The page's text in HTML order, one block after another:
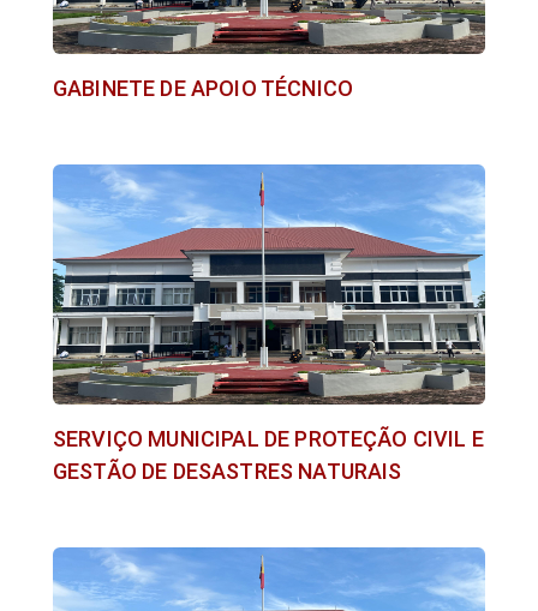
GABINETE DE APOIO TÉCNICO
SERVIÇO MUNICIPAL DE PROTEÇÃO CIVIL E
GESTÃO DE DESASTRES NATURAIS